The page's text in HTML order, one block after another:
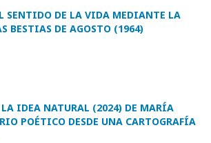
SENTIDO DE LA VIDA MEDIANTE LA
BESTIAS DE AGOSTO (1964)
LA IDEA NATURAL (2024) DE MARÍA
POÉTICO DESDE UNA CARTOGRAFÍA